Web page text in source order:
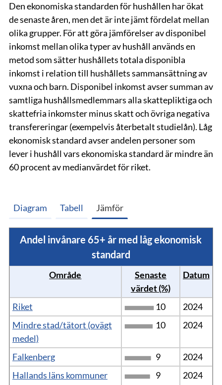
Den ekonomiska standarden för hushållen har ökat
de senaste åren, men det är inte jämt fördelat mellan
olika grupper. För att göra jämförelser av disponibel
inkomst mellan olika typer av hushåll används en
metod som sätter hushållets totala disponibla
inkomst i relation till hushållets sammansättning av
vuxna och barn. Disponibel inkomst avser summan av
samtliga hushållsmedlemmars alla skattepliktiga och
skattefria inkomster minus skatt och övriga negativa
transfereringar (exempelvis återbetalt studielån). Låg
ekonomisk standard avser andelen personer som
lever i hushåll vars ekonomiska standard är mindre än
60 procent av medianvärdet för riket.
Diagram Tabell Jämför
Andel invånare 65+ år med låg ekonomisk
standard
Område
Senaste
värdet (%)
Datum
Riket 10
2024
Mindre stad/tätort (ovägt
medel)
10 2024
Falkenberg 9
2024
Hallands läns kommuner
9 2024